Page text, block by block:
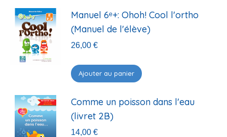
Manuel 6ᵉ+: Ohoh! Cool l'ortho
(Manuel de l'élève)
26,00 €
Ajouter au panier
Comme un poisson dans l'eau
(livret 2B)
14,00 €